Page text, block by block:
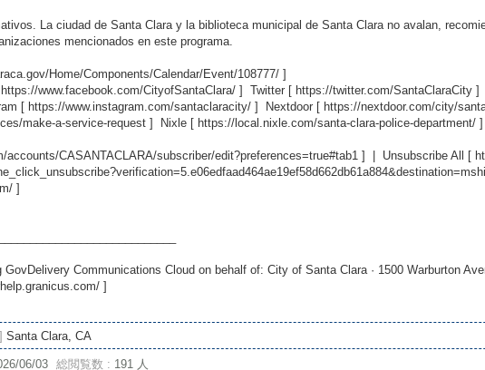
La ciudad de Santa Clara y la biblioteca municipal de Santa Clara no avalan,
mencionados en este programa.
Home/Components/Calendar/Event/108777/ ]
https://www.facebook.com/CityofSantaClara/ ] Twitter [ https://twitter.com/SantaClaraCity ]
[ https://www.instagram.com/santaclaracity/ ] Nextdoor [ https://nextdoor.com/city/
make-a-service-request ] Nixle [ https://local.nixle.com/santa-clara-police-department/ ]
accounts/CASANTACLARA/subscriber/edit?preferences=true#tab1 ] | Unsubscribe All [
]
Communications Cloud on behalf of: City of Santa Clara · 1500 Warburton
]
Santa Clara, CA
06/03 総閲覧数 : 191 人